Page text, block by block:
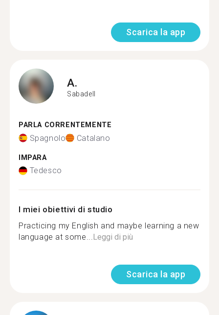
Scarica la app
A.
Sabadell
PARLA CORRENTEMENTE
Spagnolo Catalano
IMPARA
Tedesco
I miei obiettivi di studio
Practicing my English and maybe learning a new
language at some...Leggi di più
Scarica la app